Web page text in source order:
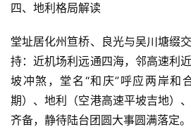
四、地利格局解读
堂址居化州笪桥、良光与吴川塘缀
持：近机场利远通四海，邻高速利
坡冲煞，堂名“和庆”呼应两岸和
期）、地利（空港高速平坡吉地）
齐备，静待陆台团圆大事圆满落定。